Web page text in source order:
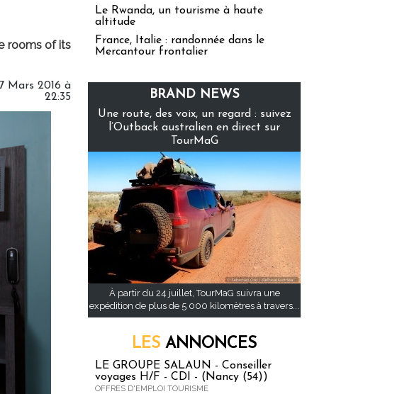
rooms of its
Mars 2016 à
22:35
Le Rwanda, un tourisme à haute
altitude
France, Italie : randonnée dans le
Mercantour frontalier
BRAND NEWS
Une route, des voix, un regard : suivez
l’Outback australien en direct sur
TourMaG
À partir du 24 juillet, TourMaG suivra une
expédition de plus de 5 000 kilomètres à travers...
LES ANNONCES
LE GROUPE SALAUN - Conseiller
voyages H/F - CDI - (Nancy (54))
OFFRES D'EMPLOI TOURISME